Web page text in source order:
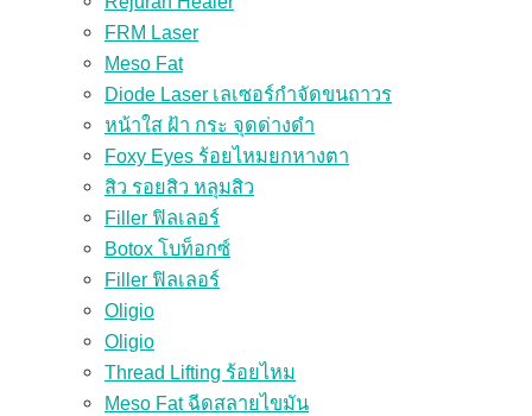
FRM Laser
Meso Fat
Diode Laser เลเซอร์กำจัดขนถาวร
หน้าใส ฝ้า กระ จุดด่างดำ
Foxy Eyes ร้อยไหมยกหางตา
สิว รอยสิว หลุมสิว
Filler ฟิลเลอร์
Botox โบท็อกซ์
Filler ฟิลเลอร์
Oligio
Oligio
Thread Lifting ร้อยไหม
Meso Fat ฉีดสลายไขมัน